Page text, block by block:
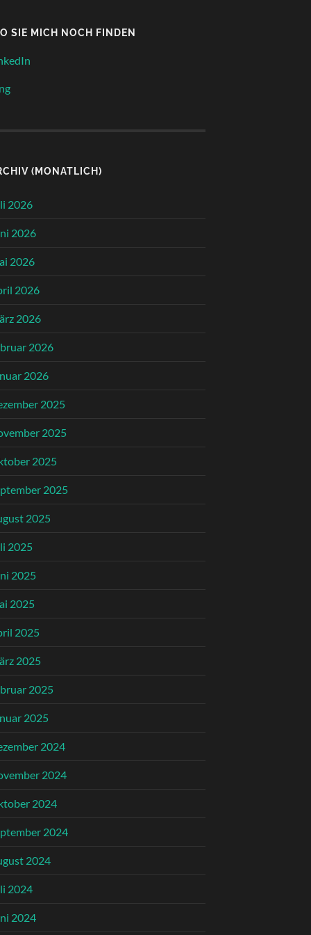
SIE MICH NOCH FINDEN
(MONATLICH)
2026
2026
2026
2026
2026
2026
2026
2025
2025
2025
2025
2025
2025
2025
2025
2025
2025
2025
2025
2024
2024
2024
2024
2024
2024
2024